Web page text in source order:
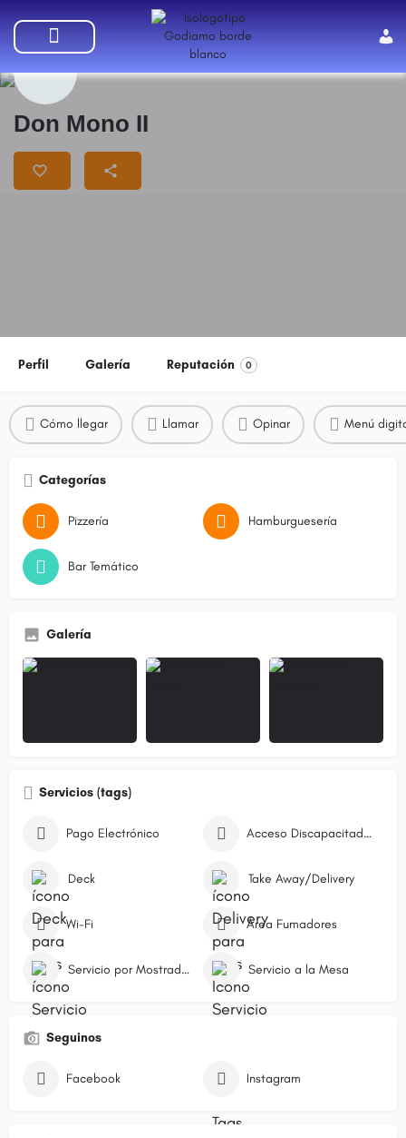
Don Mono II
Perfil Galería Reputación 0
Cómo llegar Llamar Opinar Menú
Categorías
Pizzería Hamburguesería
Bar Temático
Galería
Servicios (tags)
Pago Electrónico Acceso Discapacitados
Deck Take Away/Delivery
Wi-Fi Área Fumadores
Servicio por Mostrador/Caja Servicio a la Mesa
Seguinos
Facebook Instagram